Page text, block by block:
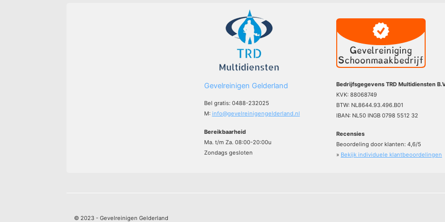
Gevelreinigen Gelderland
Bel gratis: 0488-232025
M: info@gevelreinigengelderland.nl
Bereikbaarheid
Ma. t/m Za. 08:00-20:00u
Zondags gesloten
Bedrijfsgegevens TRD Multidiensten
KVK: 88068749
BTW: NL8644.93.496.B01
IBAN: NL50 INGB 0798 5512 32
Recensies
Beoordeling door klanten: 4,6/5
» Bekijk individuele klantbeoordelingen
© 2023 - Gevelreinigen Gelderland